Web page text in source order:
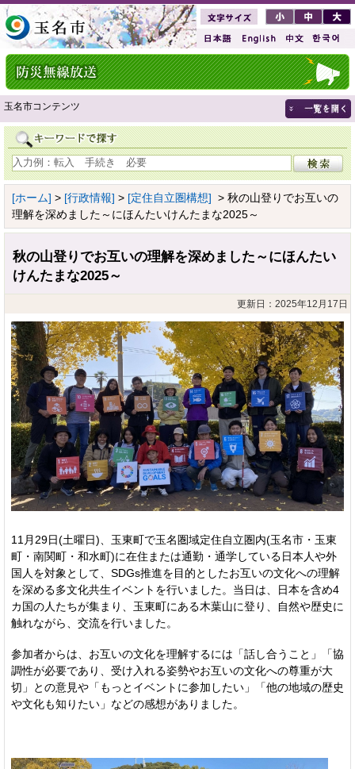
玉名市コンテンツ
[ホーム] > [行政情報] > [定住自立圏構想] > 秋の山登りでお互いの
理解を深めました～にほんたいけんたまな2025～
秋の山登りでお互いの理解を深めました～にほんたい
けんたまな2025～
更新日：2025年12月17日
11月29日(土曜日)、玉東町で玉名圏域定住自立圏内(玉名市・玉東
町・南関町・和水町)に在住または通勤・通学している日本人や外
国人を対象として、SDGs推進を目的としたお互いの文化への理解
を深める多文化共生イベントを行いました。当日は、日本を含め4
カ国の人たちが集まり、玉東町にある木葉山に登り、自然や歴史に
触れながら、交流を行いました。
参加者からは、お互いの文化を理解するには「話し合うこと」「協
調性が必要であり、受け入れる姿勢やお互いの文化への尊重が大
切」との意見や「もっとイベントに参加したい」「他の地域の歴史
や文化も知りたい」などの感想がありました。